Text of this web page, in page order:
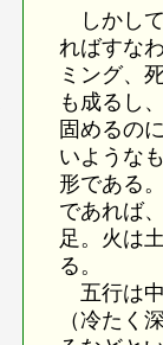
しかし
ればすな
ミング、
も成るし
固めるの
いような
形である
であれば
足。火は
る。
五行は
（冷たく